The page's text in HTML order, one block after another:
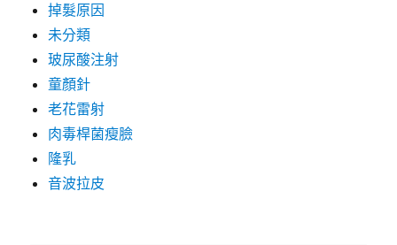
掉髮原因
未分類
玻尿酸注射
童顏針
老花雷射
肉毒桿菌瘦臉
隆乳
音波拉皮